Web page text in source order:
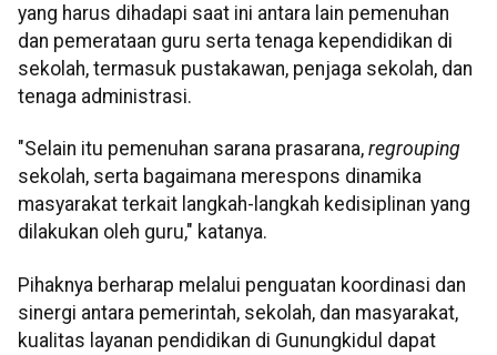
yang harus dihadapi saat ini antara lain pemenuhan
dan pemerataan guru serta tenaga kependidikan di
sekolah, termasuk pustakawan, penjaga sekolah, dan
tenaga administrasi.
"Selain itu pemenuhan sarana prasarana, regrouping
sekolah, serta bagaimana merespons dinamika
masyarakat terkait langkah-langkah kedisiplinan yang
dilakukan oleh guru," katanya.
Pihaknya berharap melalui penguatan koordinasi dan
sinergi antara pemerintah, sekolah, dan masyarakat,
kualitas layanan pendidikan di Gunungkidul dapat